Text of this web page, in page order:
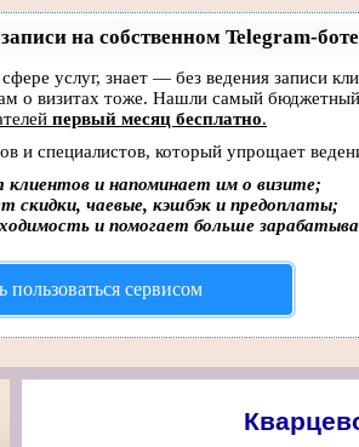
на собственном Telegram-боте
услуг, знает — без ведения записи
о визитах тоже. Нашли самый
первый месяц бесплатно.
и специалистов, который упрощает
клиентов и напоминает им о визите;
скидки, чаевые, кэшбэк и предоплаты;
и помогает больше
пользоваться сервисом